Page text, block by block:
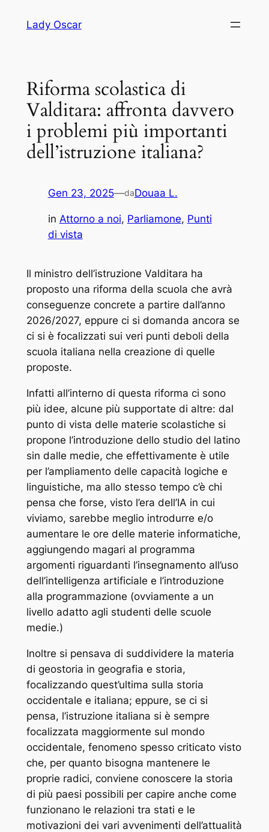
Lady Oscar
Riforma scolastica di
Valditara: affronta davvero
i problemi più importanti
dell’istruzione italiana?
Gen 23, 2025—daDouaa L.
in Attorno a noi, Parliamone, Punti
di vista
Il ministro dell’istruzione Valditara ha
proposto una riforma della scuola che avrà
conseguenze concrete a partire dall’anno
2026/2027, eppure ci si domanda ancora se
ci si è focalizzati sui veri punti deboli della
scuola italiana nella creazione di quelle
proposte.
Infatti all’interno di questa riforma ci sono
più idee, alcune più supportate di altre: dal
punto di vista delle materie scolastiche si
propone l’introduzione dello studio del latino
sin dalle medie, che effettivamente è utile
per l’ampliamento delle capacità logiche e
linguistiche, ma allo stesso tempo c’è chi
pensa che forse, visto l’era dell’IA in cui
viviamo, sarebbe meglio introdurre e/o
aumentare le ore delle materie informatiche,
aggiungendo magari al programma
argomenti riguardanti l’insegnamento all’uso
dell’intelligenza artificiale e l’introduzione
alla programmazione (ovviamente a un
livello adatto agli studenti delle scuole
medie.)
Inoltre si pensava di suddividere la materia
di geostoria in geografia e storia,
focalizzando quest’ultima sulla storia
occidentale e italiana; eppure, se ci si
pensa, l’istruzione italiana si è sempre
focalizzata maggiormente sul mondo
occidentale, fenomeno spesso criticato visto
che, per quanto bisogna mantenere le
proprie radici, conviene conoscere la storia
di più paesi possibili per capire anche come
funzionano le relazioni tra stati e le
motivazioni dei vari avvenimenti dell’attualità